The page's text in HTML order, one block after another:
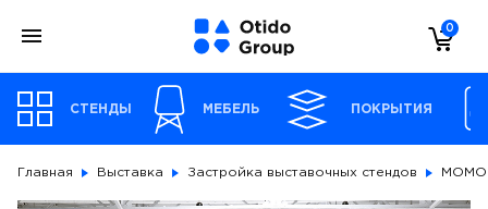
0
СТЕНДЫ МЕБЕЛЬ ПОКРЫТИЯ
Главная Выставка Застройка выставочных стендов MOMO